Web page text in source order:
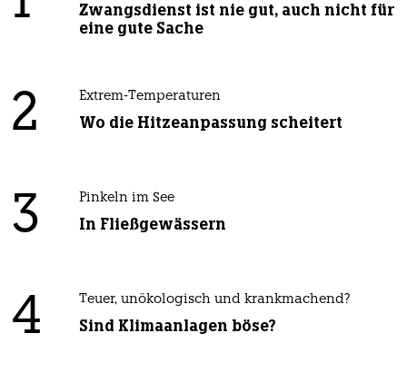
Zwangsdienst ist nie gut, auch nicht für
eine gute Sache
2 Extrem-Temperaturen
Wo die Hitzeanpassung scheitert
3 Pinkeln im See
In Fließgewässern
4 Teuer, unökologisch und krankmachend?
Sind Klimaanlagen böse?